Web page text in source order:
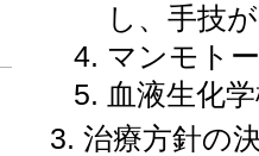
し、手技
マンモト
血液生化
治療方針の